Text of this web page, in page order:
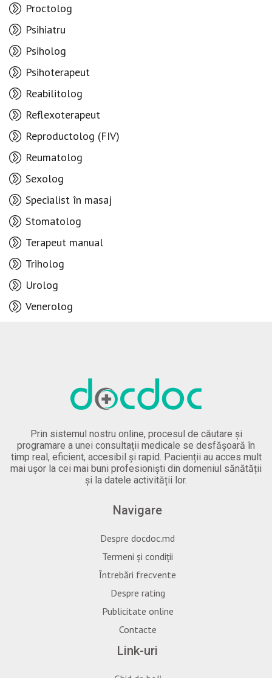
Proctolog
Psihiatru
Psiholog
Psihoterapeut
Reabilitolog
Reflexoterapeut
Reproductolog (FIV)
Reumatolog
Sexolog
Specialist în masaj
Stomatolog
Terapeut manual
Triholog
Urolog
Venerolog
Prin sistemul nostru online, procesul de căutare și
programare a unei consultații medicale se desfășoară în
timp real, eficient, accesibil și rapid. Pacienții au acces mult
mai ușor la cei mai buni profesioniști din domeniul sănătății
și la datele activității lor.
Navigare
Despre docdoc.md
Termeni și condiții
Întrebări frecvente
Despre rating
Publicitate online
Contacte
Link-uri